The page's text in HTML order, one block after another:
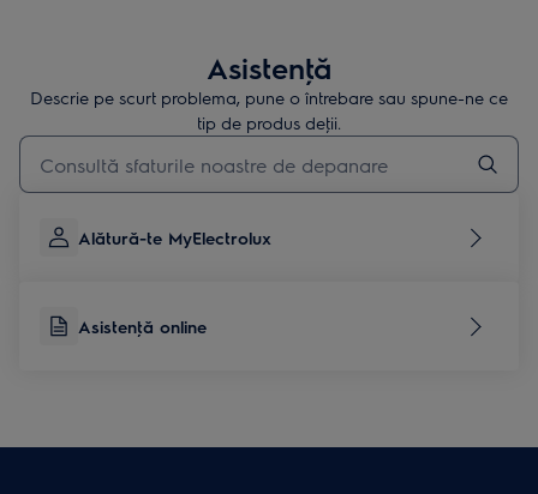
Asistenţă
Descrie pe scurt problema, pune o întrebare sau spune-ne ce
tip de produs deţii.
Type to search for support articles
Alătură-te MyElectrolux
Asistenţă online